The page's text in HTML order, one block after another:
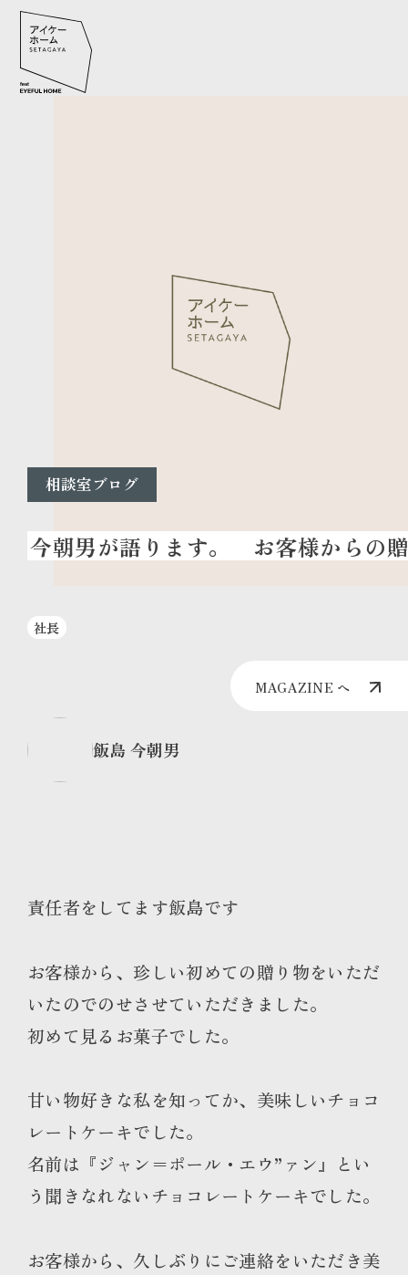
相談室ブログ
お客様からの贈
社長
MAGAZINE へ
飯島 今朝男
責任者をしてます飯島です
お客様から、珍しい初めての贈り物をいただ
いたのでのせさせていただきました。
初めて見るお菓子でした。
甘い物好きな私を知ってか、美味しいチョコ
レートケーキでした。
名前は『ジャン＝ポール・エウ”ァン』とい
う聞きなれないチョコレートケーキでした。
お客様から、久しぶりにご連絡をいただき美